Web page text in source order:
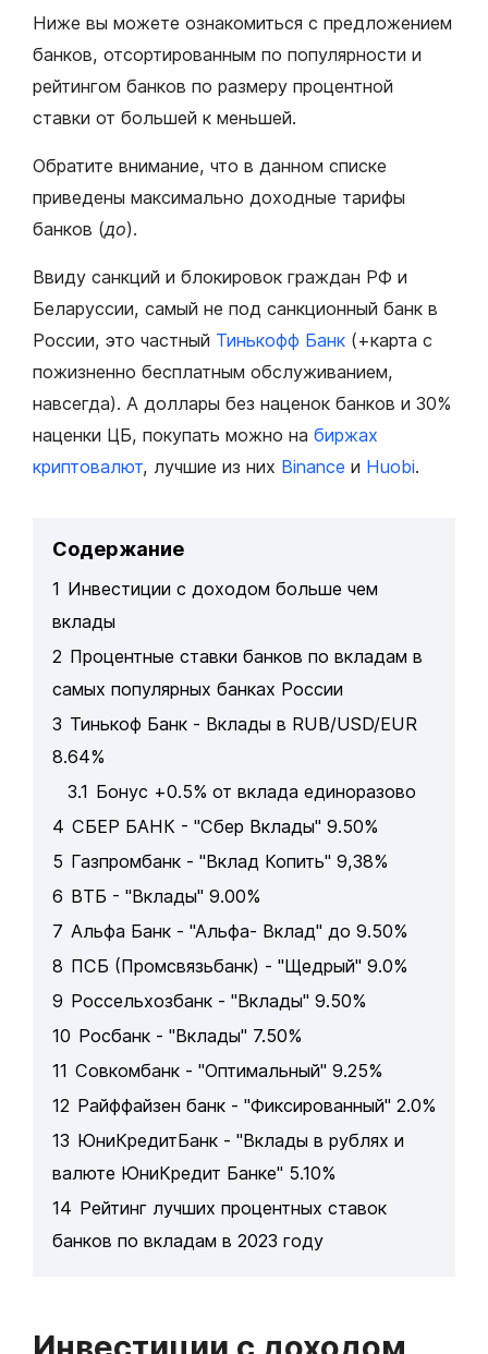
Ниже вы можете ознакомиться с предложением
банков, отсортированным по популярности и
рейтингом банков по размеру процентной
ставки от большей к меньшей.
Обратите внимание, что в данном списке
приведены максимально доходные тарифы
банков (до).
Ввиду санкций и блокировок граждан РФ и
Беларуссии, самый не под санкционный банк в
России, это частный Тинькофф Банк (+карта с
пожизненно бесплатным обслуживанием,
навсегда). А доллары без наценок банков и 30%
наценки ЦБ, покупать можно на биржах
криптовалют, лучшие из них Binance и Huobi.
Содержание
1 Инвестиции с доходом больше чем
вклады
2 Процентные ставки банков по вкладам в
самых популярных банках России
3 Тинькоф Банк - Вклады в RUB/USD/EUR
8.64%
3.1 Бонус +0.5% от вклада единоразово
4 СБЕР БАНК - "Сбер Вклады" 9.50%
5 Газпромбанк - "Вклад Копить" 9,38%
6 ВТБ - "Вклады" 9.00%
7 Альфа Банк - "Альфа- Вклад" до 9.50%
8 ПСБ (Промсвязьбанк) - "Щедрый" 9.0%
9 Россельхозбанк - "Вклады" 9.50%
10 Росбанк - "Вклады" 7.50%
11 Совкомбанк - "Оптимальный" 9.25%
12 Райффайзен банк - "Фиксированный" 2.0%
13 ЮниКредитБанк - "Вклады в рублях и
валюте ЮниКредит Банке" 5.10%
14 Рейтинг лучших процентных ставок
банков по вкладам в 2023 году